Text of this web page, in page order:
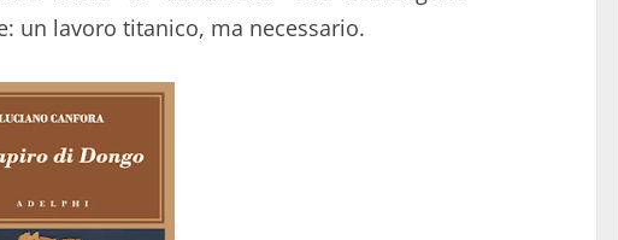
un lavoro titanico, ma necessario.